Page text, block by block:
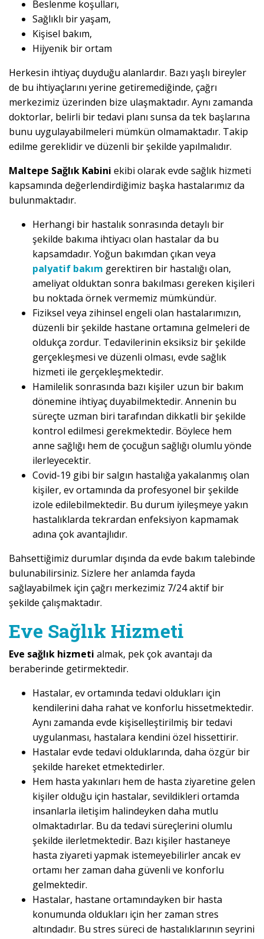
Beslenme koşulları,
Sağlıklı bir yaşam,
Kişisel bakım,
Hijyenik bir ortam
Herkesin ihtiyaç duyduğu alanlardır. Bazı yaşlı bireyler
de bu ihtiyaçlarını yerine getiremediğinde, çağrı
merkezimiz üzerinden bize ulaşmaktadır. Aynı zamanda
doktorlar, belirli bir tedavi planı sunsa da tek başlarına
bunu uygulayabilmeleri mümkün olmamaktadır. Takip
edilme gereklidir ve düzenli bir şekilde yapılmalıdır.
Maltepe Sağlık Kabini ekibi olarak evde sağlık hizmeti
kapsamında değerlendirdiğimiz başka hastalarımız da
bulunmaktadır.
Herhangi bir hastalık sonrasında detaylı bir
şekilde bakıma ihtiyacı olan hastalar da bu
kapsamdadır. Yoğun bakımdan çıkan veya
palyatif bakım gerektiren bir hastalığı olan,
ameliyat olduktan sonra bakılması gereken kişileri
bu noktada örnek vermemiz mümkündür.
Fiziksel veya zihinsel engeli olan hastalarımızın,
düzenli bir şekilde hastane ortamına gelmeleri de
oldukça zordur. Tedavilerinin eksiksiz bir şekilde
gerçekleşmesi ve düzenli olması, evde sağlık
hizmeti ile gerçekleşmektedir.
Hamilelik sonrasında bazı kişiler uzun bir bakım
dönemine ihtiyaç duyabilmektedir. Annenin bu
süreçte uzman biri tarafından dikkatli bir şekilde
kontrol edilmesi gerekmektedir. Böylece hem
anne sağlığı hem de çocuğun sağlığı olumlu yönde
ilerleyecektir.
Covid-19 gibi bir salgın hastalığa yakalanmış olan
kişiler, ev ortamında da profesyonel bir şekilde
izole edilebilmektedir. Bu durum iyileşmeye yakın
hastalıklarda tekrardan enfeksiyon kapmamak
adına çok avantajlıdır.
Bahsettiğimiz durumlar dışında da evde bakım talebinde
bulunabilirsiniz. Sizlere her anlamda fayda
sağlayabilmek için çağrı merkezimiz 7/24 aktif bir
şekilde çalışmaktadır.
Eve Sağlık Hizmeti
Eve sağlık hizmeti almak, pek çok avantajı da
beraberinde getirmektedir.
Hastalar, ev ortamında tedavi oldukları için
kendilerini daha rahat ve konforlu hissetmektedir.
Aynı zamanda evde kişiselleştirilmiş bir tedavi
uygulanması, hastalara kendini özel hissettirir.
Hastalar evde tedavi olduklarında, daha özgür bir
şekilde hareket etmektedirler.
Hem hasta yakınları hem de hasta ziyaretine gelen
kişiler olduğu için hastalar, sevildikleri ortamda
insanlarla iletişim halindeyken daha mutlu
olmaktadırlar. Bu da tedavi süreçlerini olumlu
şekilde ilerletmektedir. Bazı kişiler hastaneye
hasta ziyareti yapmak istemeyebilirler ancak ev
ortamı her zaman daha güvenli ve konforlu
gelmektedir.
Hastalar, hastane ortamındayken bir hasta
konumunda oldukları için her zaman stres
altındadır. Bu stres süreci de hastalıklarının seyrini